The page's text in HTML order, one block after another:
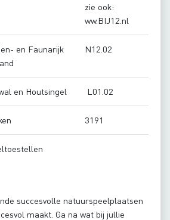
zie ook:
ww.BIJ12.nl
en Faunarijk
N12.02
en Houtsingel L01.02
3191
succesvolle natuurspeelplaatsen
maakt. Ga na wat bij jullie